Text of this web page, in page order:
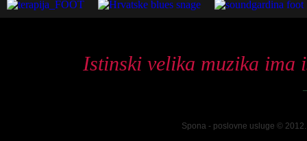
Istinski velika muzika ima
Spona - poslovne usluge ©